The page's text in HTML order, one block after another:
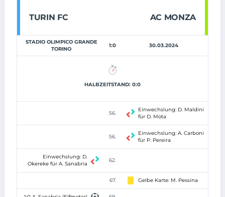
TURIN FC AC MONZA
STADIO OLIMPICO GRANDE
TORINO
1:0 30.03.2024
HALBZEITSTAND: 0:0
56.
Einwechslung: D. Maldini
für D. Mota
56.
Einwechslung: A. Carboni
für P. Pereira
Einwechslung: D.
Okereke für A. Sanabria
62.
67. Gelbe Karte: M. Pessina